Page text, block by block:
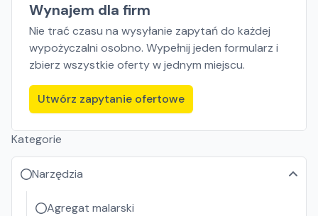
Wynajem dla firm
Nie trać czasu na wysyłanie zapytań do każdej
wypożyczalni osobno. Wypełnij jeden formularz i
zbierz wszystkie oferty w jednym miejscu.
Utwórz zapytanie ofertowe
Kategorie
Narzędzia
Agregat malarski